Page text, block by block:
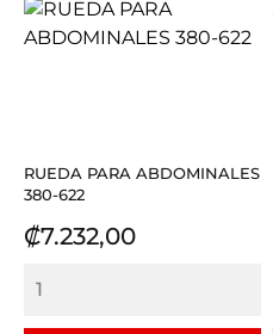
RUEDA PARA ABDOMINALES
380-622
Precio
₡7.232,00